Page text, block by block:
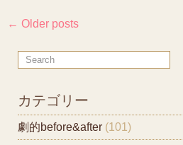
← Older posts
カテゴリー
劇的before&after (101)